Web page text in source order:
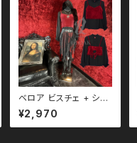
ベロア ビスチェ + シフ
ォン ブラウス トップス
qto110076 モード
ガーリー 韓国ファッショ
¥2,970